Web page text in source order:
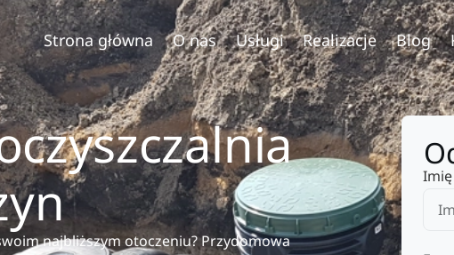
Strona główna O nas Usługi Realizacje Blog
najbliższym otoczeniu? Przydomowa